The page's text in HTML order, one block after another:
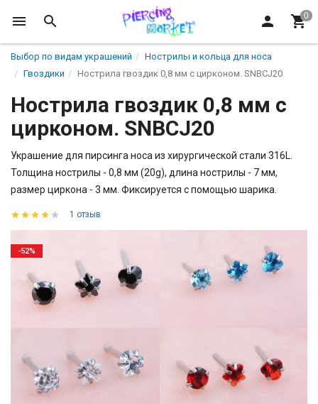
Выбор по видам украшений
Нострилы и кольца для носа
Гвоздики
Нострила гвоздик 0,8 мм с цирконом. SNBСJ20
Нострила гвоздик 0,8 мм с
цирконом. SNBСJ20
Украшение для пирсинга носа из хирургической стали 316L.
Толщина нострилы - 0,8 мм (20g), длина нострилы - 7 мм,
размер циркона - 3 мм. Фиксируется с помощью шарика.
1 отзыв
-52%